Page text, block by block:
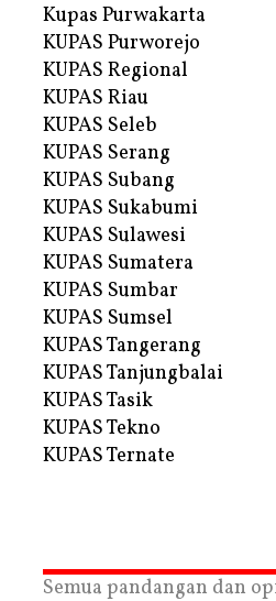
Kupas Purwakarta
KUPAS Purworejo
KUPAS Regional
KUPAS Riau
KUPAS Seleb
KUPAS Serang
KUPAS Subang
KUPAS Sukabumi
KUPAS Sulawesi
KUPAS Sumatera
KUPAS Sumbar
KUPAS Sumsel
KUPAS Tangerang
KUPAS Tanjungbalai
KUPAS Tasik
KUPAS Tekno
KUPAS Ternate
Semua pandangan dan